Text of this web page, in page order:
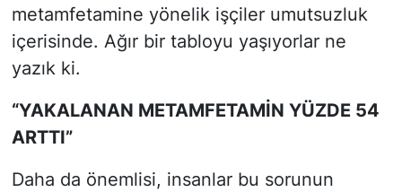
metamfetamine yönelik işçiler umutsuzluk
içerisinde. Ağır bir tabloyu yaşıyorlar ne
yazık ki.
“YAKALANAN METAMFETAMİN YÜZDE 54
ARTTI”
Daha da önemlisi, insanlar bu sorunun